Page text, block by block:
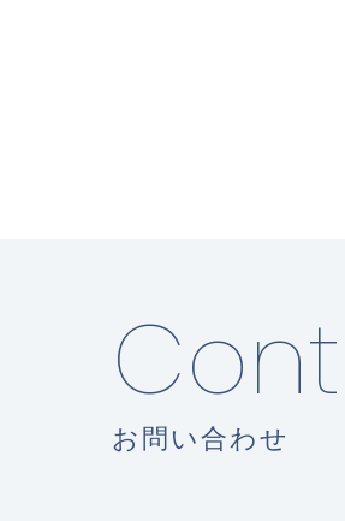
お問い合わせ